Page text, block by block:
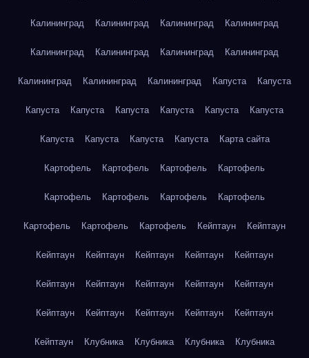
Калининград Калининград Калининград Калининград
Калининград Калининград Калининград Калининград
Калининград Калининград Калининград Капуста Капуста
Капуста Капуста Капуста Капуста Капуста Капуста
Капуста Капуста Капуста Капуста Карта сайта
Картофель Картофель Картофель Картофель
Картофель Картофель Картофель Картофель
Картофель Картофель Картофель Кейптаун Кейптаун
Кейптаун Кейптаун Кейптаун Кейптаун Кейптаун
Кейптаун Кейптаун Кейптаун Кейптаун Кейптаун
Кейптаун Кейптаун Кейптаун Кейптаун Кейптаун
Кейптаун Клубника Клубника Клубника Клубника